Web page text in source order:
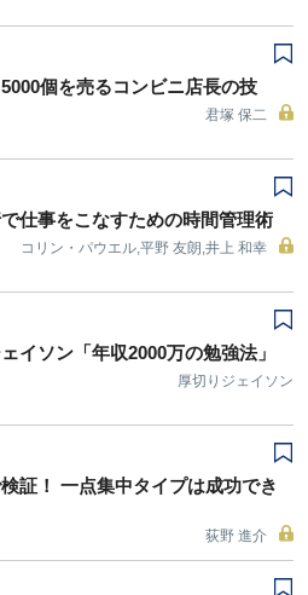
個を売るコンビニ店長の技
君塚 保二
仕事をこなすための時間管理術
コリン・パウエル,平野 友朗,井上 和幸
イソン「年収2000万の勉強法」
厚切りジェイソン
証！ 一点集中タイプは成功でき
荻野 進介